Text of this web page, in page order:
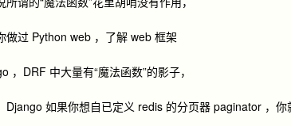
做过 Python web ，了解 web 框架
，DRF 中大量有“魔法函数”的影子，
Django 如果你想自已定义 redis 的分页器 paginator ，